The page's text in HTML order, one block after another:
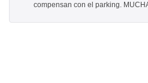
compensan con el parking.